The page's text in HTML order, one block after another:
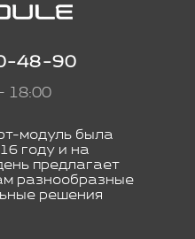
48-90
18:00
модуль была
году и на
предлагает
разнообразные
решения